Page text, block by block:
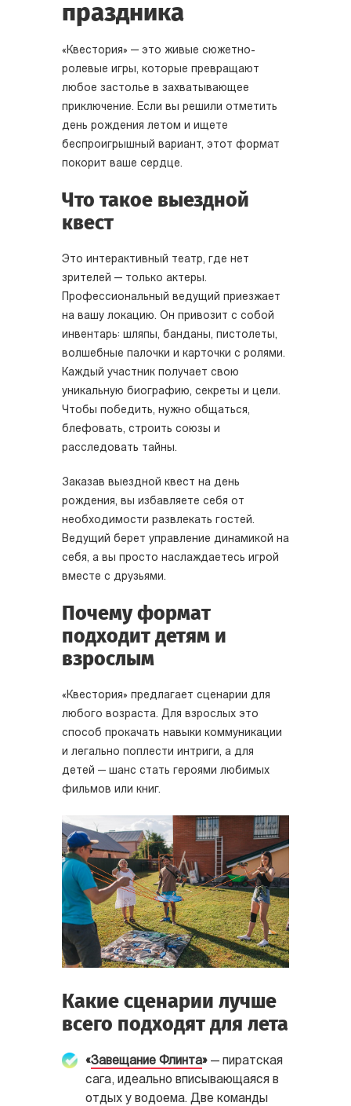
праздника
«Квестория» — это живые сюжетно-
ролевые игры, которые превращают
любое застолье в захватывающее
приключение. Если вы решили отметить
день рождения летом и ищете
беспроигрышный вариант, этот формат
покорит ваше сердце.
Что такое выездной
квест
Это интерактивный театр, где нет
зрителей — только актеры.
Профессиональный ведущий приезжает
на вашу локацию. Он привозит с собой
инвентарь: шляпы, банданы, пистолеты,
волшебные палочки и карточки с ролями.
Каждый участник получает свою
уникальную биографию, секреты и цели.
Чтобы победить, нужно общаться,
блефовать, строить союзы и
расследовать тайны.
Заказав выездной квест на день
рождения, вы избавляете себя от
необходимости развлекать гостей.
Ведущий берет управление динамикой на
себя, а вы просто наслаждаетесь игрой
вместе с друзьями.
Почему формат
подходит детям и
взрослым
«Квестория» предлагает сценарии для
любого возраста. Для взрослых это
способ прокачать навыки коммуникации
и легально поплести интриги, а для
детей — шанс стать героями любимых
фильмов или книг.
Какие сценарии лучше
всего подходят для лета
«Завещание Флинта» — пиратская
сага, идеально вписывающаяся в
отдых у водоема. Две команды